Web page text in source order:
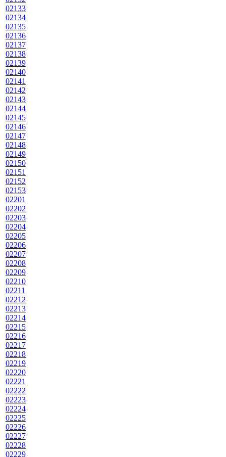
02133
02134
02135
02136
02137
02138
02139
02140
02141
02142
02143
02144
02145
02146
02147
02148
02149
02150
02151
02152
02153
02201
02202
02203
02204
02205
02206
02207
02208
02209
02210
02211
02212
02213
02214
02215
02216
02217
02218
02219
02220
02221
02222
02223
02224
02225
02226
02227
02228
02229